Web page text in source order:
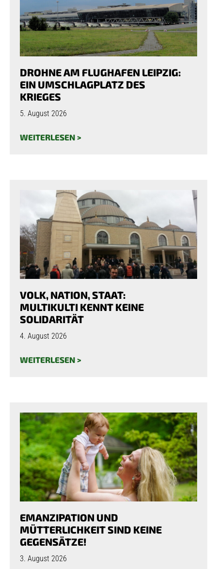
DROHNE AM FLUGHAFEN LEIPZIG:
EIN UMSCHLAGPLATZ DES
KRIEGES
5. August 2026
WEITERLESEN >
VOLK, NATION, STAAT:
MULTIKULTI KENNT KEINE
SOLIDARITÄT
4. August 2026
WEITERLESEN >
EMANZIPATION UND
MÜTTERLICHKEIT SIND KEINE
GEGENSÄTZE!
3. August 2026